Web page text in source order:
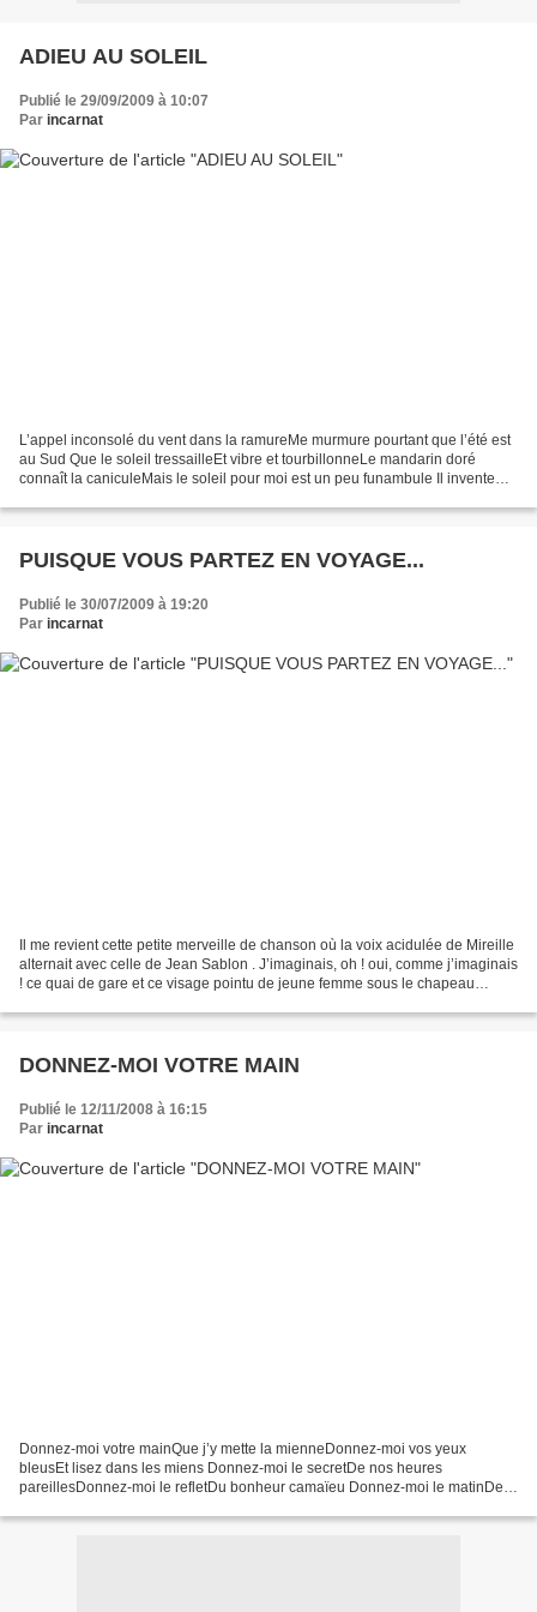
ADIEU AU SOLEIL
Publié le 29/09/2009 à 10:07
Par incarnat
L’appel inconsolé du vent dans la ramureMe murmure pourtant que l’été est
au Sud Que le soleil tressailleEt vibre et tourbillonneLe mandarin doré
connaît la caniculeMais le soleil pour moi est un peu funambule Il invente
PUISQUE VOUS PARTEZ EN VOYAGE...
Publié le 30/07/2009 à 19:20
Par incarnat
Il me revient cette petite merveille de chanson où la voix acidulée de Mireille
alternait avec celle de Jean Sablon . J’imaginais, oh ! oui, comme j’imaginais
! ce quai de gare et ce visage pointu de jeune femme sous le chapeau
DONNEZ-MOI VOTRE MAIN
Publié le 12/11/2008 à 16:15
Par incarnat
Donnez-moi votre mainQue j’y mette la mienneDonnez-moi vos yeux
bleusEt lisez dans les miens Donnez-moi le secretDe nos heures
pareillesDonnez-moi le refletDu bonheur camaïeu Donnez-moi le matinDe